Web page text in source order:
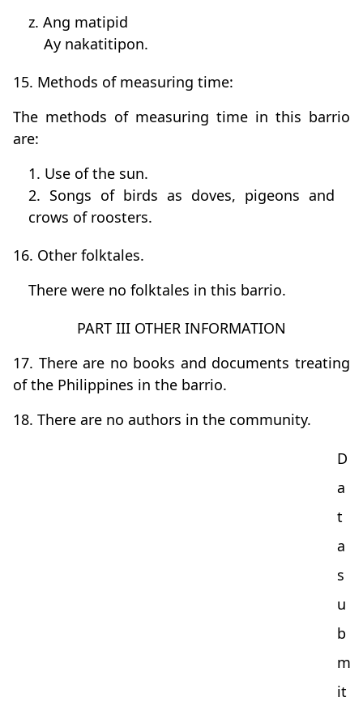
z. Ang matipid
Ay nakatitipon.
15. Methods of measuring time:
The methods of measuring time in this barrio
are:
1. Use of the sun.
2. Songs of birds as doves, pigeons and
crows of roosters.
16. Other folktales.
There were no folktales in this barrio.
PART III OTHER INFORMATION
17. There are no books and documents treating
of the Philippines in the barrio.
18. There are no authors in the community.
D
a
t
a
s
u
b
m
it